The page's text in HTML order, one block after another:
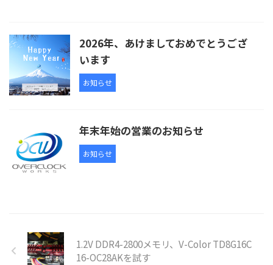
2026年、あけましておめでとうござ
います
お知らせ
年末年始の営業のお知らせ
お知らせ
1.2V DDR4-2800メモリ、V-Color TD8G16C
16-OC28AKを試す